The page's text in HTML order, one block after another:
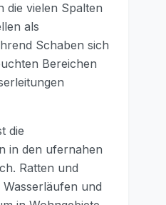
die vielen Spalten
als
Schaben sich
Bereichen
die
in den ufernahen
Ratten und
und